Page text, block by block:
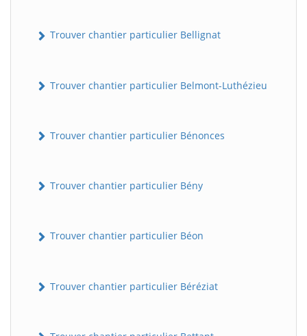
Trouver chantier particulier Bellignat
Trouver chantier particulier Belmont-Luthézieu
Trouver chantier particulier Bénonces
Trouver chantier particulier Bény
Trouver chantier particulier Béon
Trouver chantier particulier Béréziat